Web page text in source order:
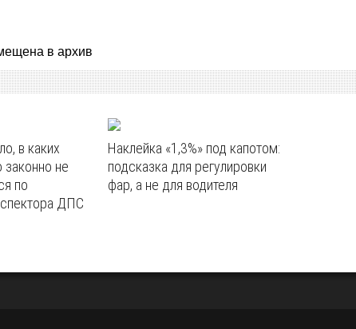
в архив
в каких
не
по
ДПС
Наклейка «1,3%» под капотом:
подсказка для регулировки
фар, а не для водителя